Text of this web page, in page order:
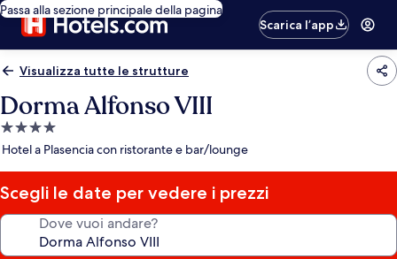
Passa alla sezione principale della pagina
Scarica l’app
Visualizza tutte le strutture
Dorma Alfonso VIII
Struttura
a
stelle
Hotel a Plasencia con ristorante e bar/lounge
Scegli le date per vedere i prezzi
Dove vuoi andare?